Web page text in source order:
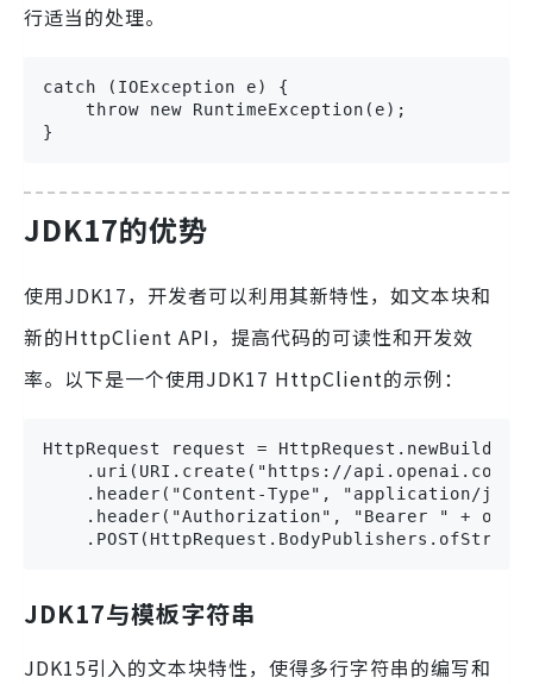
行适当的处理。
catch (IOException e) {
    throw new RuntimeException(e);
}
JDK17的优势
使用JDK17，开发者可以利用其新特性，如文本块和
新的HttpClient API，提高代码的可读性和开发效
率。以下是一个使用JDK17 HttpClient的示例：
HttpRequest request =
.uri(URI.create("https://api.openai.com/
.header("Content-Type", "application/
.header("Authorization", "Bearer " +
JDK17与模板字符串
JDK15引入的文本块特性，使得多行字符串的编写和